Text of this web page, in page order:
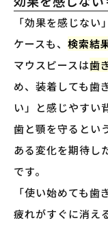
「効果を感じな
ケースも、 検索結
マウスピースは歯
め、装着しても歯
い」と感じやすい
歯と顎を守るとい
ある変化を期待し
です。
「使い始めても
疲れがすぐに消え